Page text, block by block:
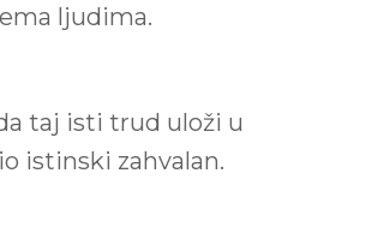
ljudima.
taj isti trud uloži u
istinski zahvalan.